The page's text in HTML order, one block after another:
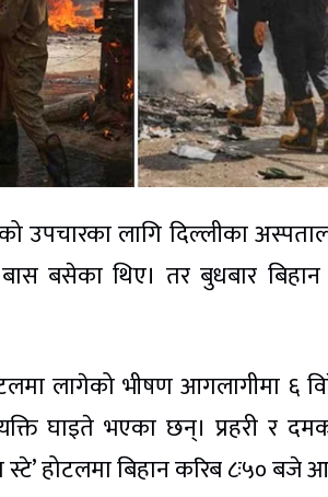
उपचारका लागि दिल्लीका
बसेका थिए। तर बुधबार
लागेको भीषण आगलागीमा ६
घाइते भएका छन्। प्रहरी र
स्टे’ होटलमा बिहान करिब ८ः५०